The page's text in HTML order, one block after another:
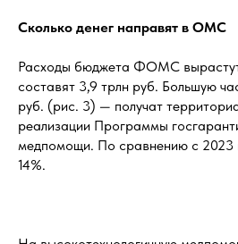
Сколько денег направят в ОМС
Расходы бюджета ФОМС вырастут
составят 3,9 трлн руб. Большую
руб. (рис. 3) — получат
реализации Программы
медпомощи. По сравнению с 2023
14%.